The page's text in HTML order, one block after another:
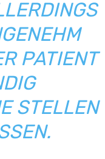
PATIENT
STELLEN